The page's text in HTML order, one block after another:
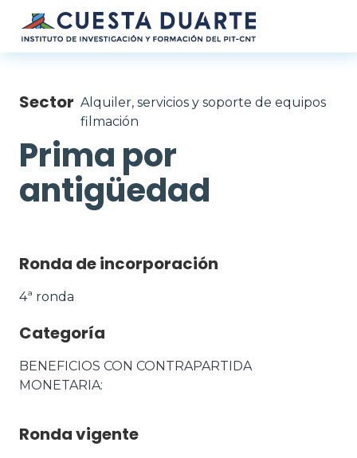
Pasar al contenido principal
Sector Alquiler, servicios y soporte de equipos
filmación
Prima por
antigüedad
Ronda de incorporación
4ª ronda
Categoría
BENEFICIOS CON CONTRAPARTIDA
MONETARIA
Ronda vigente